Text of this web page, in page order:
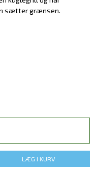
sætter grænsen.
LÆG I KURV